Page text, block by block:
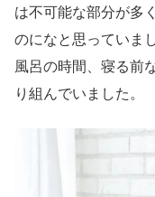
は不可能な部分が多
のになと思っていま
風呂の時間、寝る前
り組んでいました。